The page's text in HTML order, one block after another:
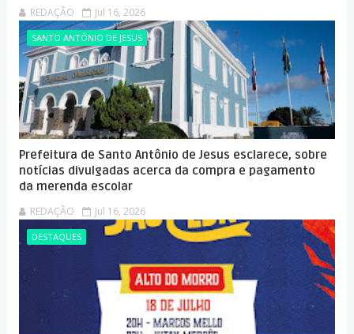
REDAÇÃO Jul 16, 2026
SANTO ANTÔNIO DE JESUS
Prefeitura de Santo Antônio de Jesus esclarece, sobre
notícias divulgadas acerca da compra e pagamento
da merenda escolar
REDAÇÃO Jul 16, 2026
DESTAQUES